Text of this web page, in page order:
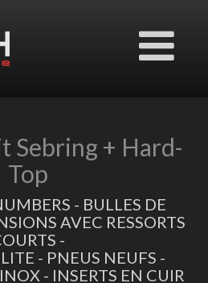
Ouvrir
le
Sebring + Hard-
Top
- BULLES DE
AVEC RESSORTS
-
- PNEUS NEUFS -
- INSERTS EN CUIR